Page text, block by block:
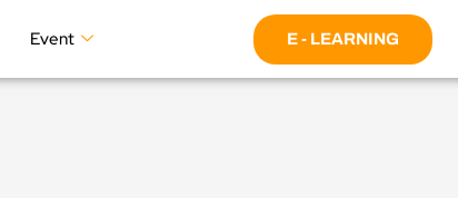
Event E - LEARNING